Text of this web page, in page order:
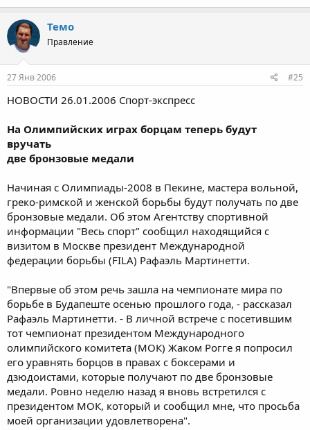
Темо
Правление
27 Янв 2006 #25
НОВОСТИ 26.01.2006 Спорт-экспресс
На Олимпийских играх борцам теперь будут
вручать
две бронзовые медали
Начиная с Олимпиады-2008 в Пекине, мастера вольной,
греко-римской и женской борьбы будут получать по две
бронзовые медали. Об этом Агентству спортивной
информации "Весь спорт" сообщил находящийся с
визитом в Москве президент Международной
федерации борьбы (FILA) Рафаэль Мартинетти.
"Впервые об этом речь зашла на чемпионате мира по
борьбе в Будапеште осенью прошлого года, - рассказал
Рафаэль Мартинетти. - В личной встрече с посетившим
тот чемпионат президентом Международного
олимпийского комитета (МОК) Жаком Рогге я попросил
его уравнять борцов в правах с боксерами и
дзюдоистами, которые получают по две бронзовые
медали. Ровно неделю назад я вновь встретился с
президентом МОК, который и сообщил мне, что просьба
моей организации удовлетворена".